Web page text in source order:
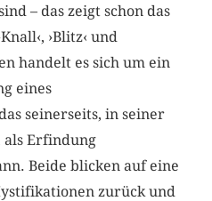
– das zeigt schon das
›Blitz‹ und
handelt es sich um ein
eines
seinerseits, in seiner
als Erfindung
Beide blicken auf eine
zurück und